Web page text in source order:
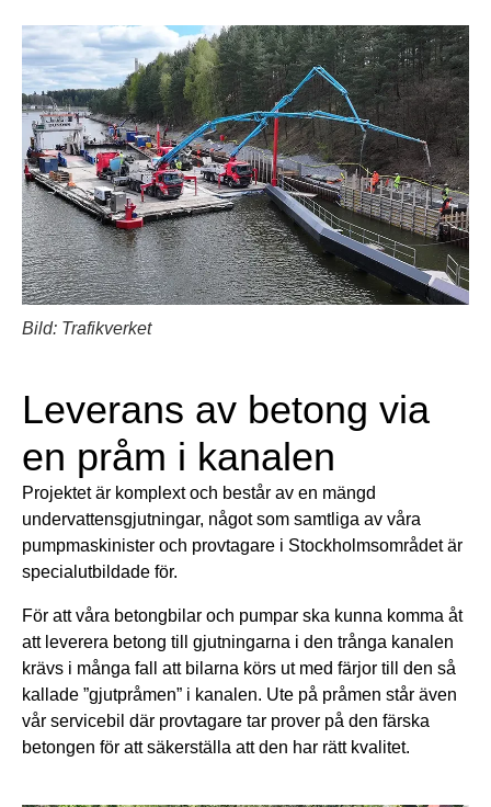
Bild: Trafikverket
Leverans av betong via
en pråm i kanalen
Projektet är komplext och består av en mängd
undervattensgjutningar, något som samtliga av våra
pumpmaskinister och provtagare i Stockholmsområdet är
specialutbildade för.
För att våra betongbilar och pumpar ska kunna komma åt
att leverera betong till gjutningarna i den trånga kanalen
krävs i många fall att bilarna körs ut med färjor till den så
kallade ”gjutpråmen” i kanalen. Ute på pråmen står även
vår servicebil där provtagare tar prover på den färska
betongen för att säkerställa att den har rätt kvalitet.